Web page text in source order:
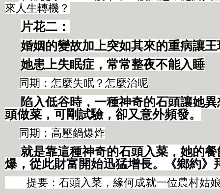
來人生轉機？
片花二：
婚姻的變故加上突如其來的重病讓
她患上失眠症，常常整夜不能入睡
同期： 怎麼失眠？怎麼治呢
陷入低谷時，一種神奇的石頭讓她
頭做菜，可剛試驗，卻又意外頻發。
同期：高壓鍋爆炸
就是靠這種神奇的石頭入菜，她的
爆，從此財富開始迅猛增長。《鄉約》
提要：石頭入菜，緣何成就一位農村姑